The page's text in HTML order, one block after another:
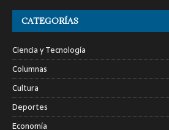
CATEGORÍAS
Ciencia y Tecnología
Columnas
Cultura
Deportes
Economía